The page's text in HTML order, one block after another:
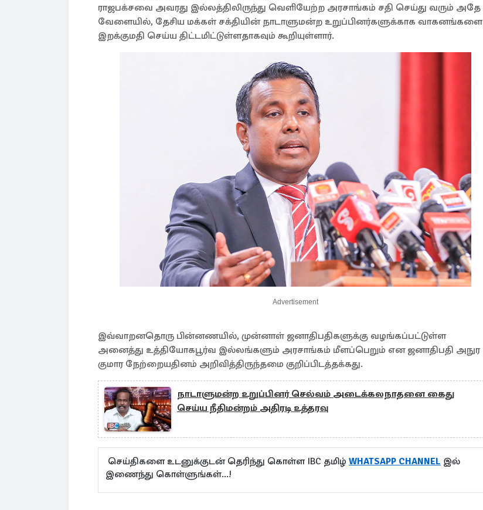
ராஜபக்சவை அவரது இல்லத்திலிருந்து வெளியேற்ற அரசாங்கம் சதி செய்து வரும் அதே
வேளையில், தேசிய மக்கள் சக்தியின் நாடாளுமன்ற உறுப்பினர்களுக்காக வாகனங்களை
இறக்குமதி செய்ய திட்டமிட்டுள்ளதாகவும் கூறியுள்ளார்.
Advertisement
இவ்வாறனதொரு பின்னணயில், முன்னாள் ஜனாதிபதிகளுக்கு வழங்கப்பட்டுள்ள
அனைத்து உத்தியோகபூர்வ இல்லங்களும் அரசாங்கம் மீளப்பெறும் என ஜனாதிபதி அநுர
குமார நேற்றையதினம் அறிவித்திருந்தமை குறிப்பிடத்தக்கது.
நாடாளுமன்ற உறுப்பினர் செல்வம் அடைக்கலநாதனை கைது
செய்ய நீதிமன்றம் அதிரடி உத்தரவு
செய்திகளை உடனுக்குடன் தெரிந்து கொள்ள IBC தமிழ் WHATSAPP CHANNEL இல்
இணைந்து கொள்ளுங்கள்...!